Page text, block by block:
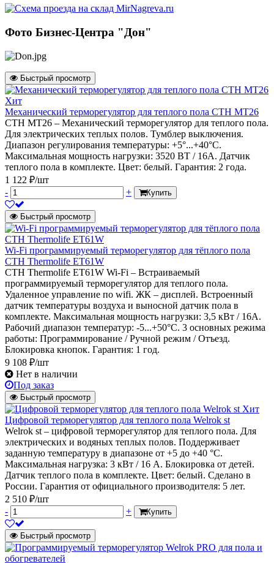
Фото Бизнес-Центра "Дон"
Быстрый просмотр
Хит
Механический терморегулятор для теплого пола СТН МТ26
СТН MT26 – Механический терморегулятор для теплого пола.
Для электрических теплых полов. Тумблер выключения.
Диапазон регулирования температуры: +5°...+40°С.
Максимальная мощность нагрузки: 3520 ВТ / 16А. Датчик
теплого пола в комплекте. Цвет: белый. Гарантия: 2 года.
1 122 ₽/шт
-
+ Купить
Быстрый просмотр
Wi-Fi программируемый терморегулятор для тёплого пола
СТН Thermolife ET61W
СТН Thermolife ET61W Wi-Fi – Встраиваемый
программируемый терморегулятор для теплого пола.
Удаленное управление по wifi. ЖК – дисплей. Встроенный
датчик температуры воздуха и выносной датчик пола в
комплекте. Максимальная мощность нагрузки: 3,5 кВт / 16А.
Рабочий диапазон температур: -5...+50°C. 3 основных режима
работы: Программирование / Ручной режим / Отъезд.
Блокировка кнопок. Гарантия: 1 год.
9 108 ₽/шт
Нет в наличии
Под заказ
Быстрый просмотр
Хит
Цифровой терморегулятор для теплого пола Welrok st
Welrok st – цифровой терморегулятор для теплого пола. Для
электрических и водяных теплых полов. Поддерживает
заданную температуру в диапазоне от +5 до +40 °С.
Максимальная нагрузка: 3 кВт / 16 А. Блокировка от детей.
Датчик теплого пола в комплекте. Цвет: белый. Сделано в
России. Гарантия от официального производителя: 5 лет.
2 510 ₽/шт
-
+ Купить
Быстрый просмотр